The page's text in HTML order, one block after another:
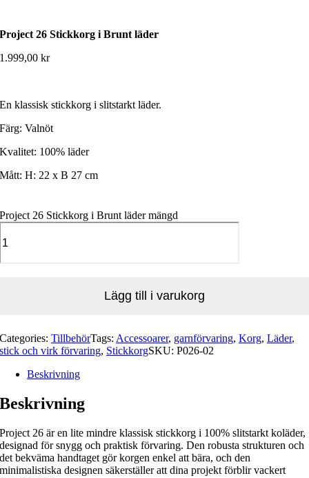
Project 26 Stickkorg i Brunt läder
1.999,00kr
En klassisk stickkorg i slitstarkt läder.
Färg: Valnöt
Kvalitet: 100% läder
Mått: H: 22 x B 27 cm
Project 26 Stickkorg i Brunt läder mängd
Lägg till i varukorg
Categories:TillbehörTags: Accessoarer, garnförvaring,Korg,Läder,
stick och virk förvaring, StickkorgSKU:P026-02
Beskrivning
Beskrivning
Project 26 är en lite mindre klassisk stickkorg i 100% slitstarkt koläder,
designad för snygg och praktisk förvaring. Den robusta strukturen och
det bekväma handtaget gör korgen enkel att bära, och den
minimalistiska designen säkerställer att dina projekt förblir vackert